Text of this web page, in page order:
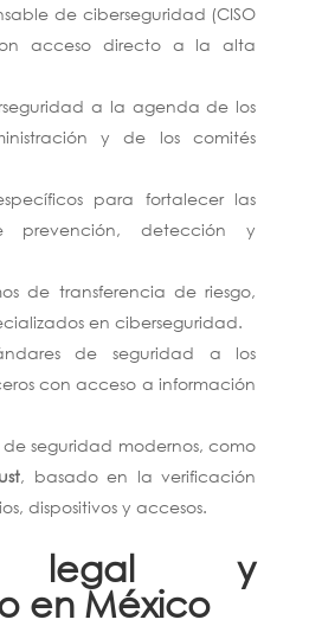
de ciberseguridad (CISO
acceso directo a la alta
a la agenda de los
y de los comités
para fortalecer las
prevención, detección y
de transferencia de riesgo,
en ciberseguridad.
de seguridad a los
con acceso a información
seguridad modernos, como
, basado en la verificación
dispositivos y accesos.
legal y
en México